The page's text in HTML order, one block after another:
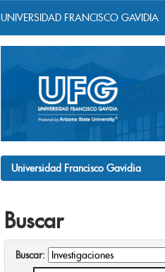
UNIVERSIDAD FRANCISCO GAVIDIA
Universidad Francisco Gavidia
Buscar
Buscar: